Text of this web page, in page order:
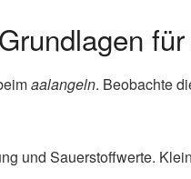
aalangeln. Beobachte
und Sauerstoffwerte.